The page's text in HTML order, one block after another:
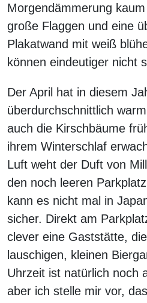
Morgendämmerung
große Flaggen und eine
Plakatwand mit weiß
können eindeutiger nicht
Der April hat in diesem
überdurchschnittlich
auch die Kirschbäume
ihrem Winterschlaf
Luft weht der Duft von
den noch leeren
kann es nicht mal in
sicher. Direkt am
clever eine Gaststätte,
lauschigen, kleinen
Uhrzeit ist natürlich noch
aber ich stelle mir vor,